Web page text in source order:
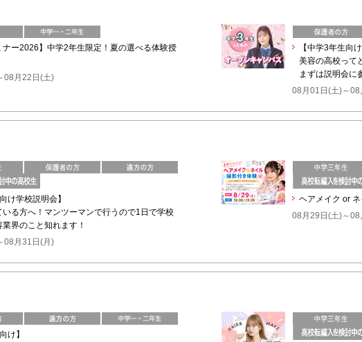
ナー2026】中学2年生限定！夏の選べる体験授
08月22日(土)
【中学3年生向
美容の高校って
まずは説明会に
08月01日(土)～08
け学校説明会】
いる方へ！マンツーマンで行うので1日で学校
界のこと知れます！
08月31日(月)
ヘアメイク or
08月29日(土)～08
け】